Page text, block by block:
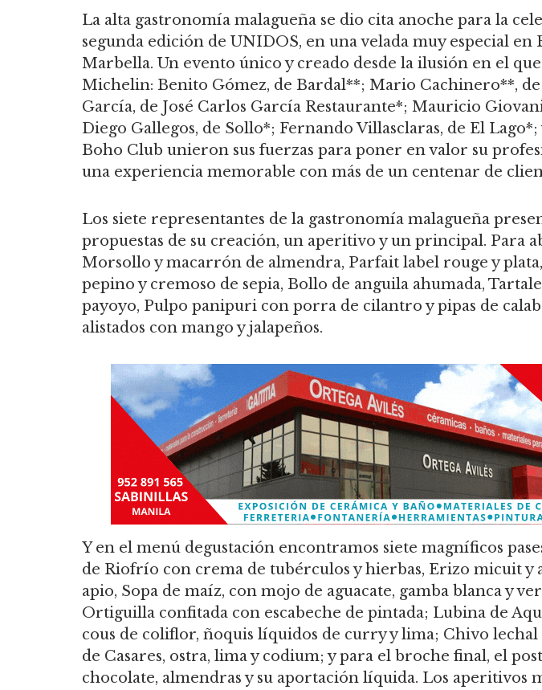
La alta gastronomía malagueña se dio cita anoche para la
segunda edición de UNIDOS, en una velada muy especial en
Marbella. Un evento único y creado desde la ilusión en el
Michelin: Benito Gómez, de Bardal**; Mario Cachinero**, de
García, de José Carlos García Restaurante*; Mauricio
Diego Gallegos, de Sollo*; Fernando Villasclaras, de El
Boho Club unieron sus fuerzas para poner en valor su
una experiencia memorable con más de un centenar de
Los siete representantes de la gastronomía malagueña
propuestas de su creación, un aperitivo y un principal. Para
Morsollo y macarrón de almendra, Parfait label rouge y
pepino y cremoso de sepia, Bollo de anguila ahumada,
payoyo, Pulpo panipuri con porra de cilantro y pipas de
alistados con mango y jalapeños.
Y en el menú degustación encontramos siete magníficos
de Riofrío con crema de tubérculos y hierbas, Erizo micuit y
apio, Sopa de maíz, con mojo de aguacate, gamba blanca y
Ortiguilla confitada con escabeche de pintada; Lubina de
cous de coliflor, ñoquis líquidos de curry y lima; Chivo lechal
de Casares, ostra, lima y codium; y para el broche final, el
chocolate, almendras y su aportación líquida. Los aperitivos